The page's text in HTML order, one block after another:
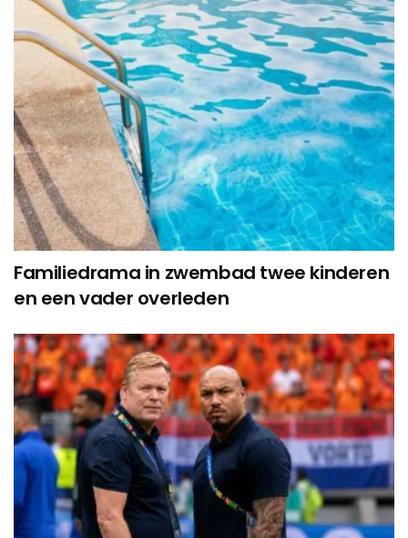
Familiedrama in zwembad twee kinderen
en een vader overleden